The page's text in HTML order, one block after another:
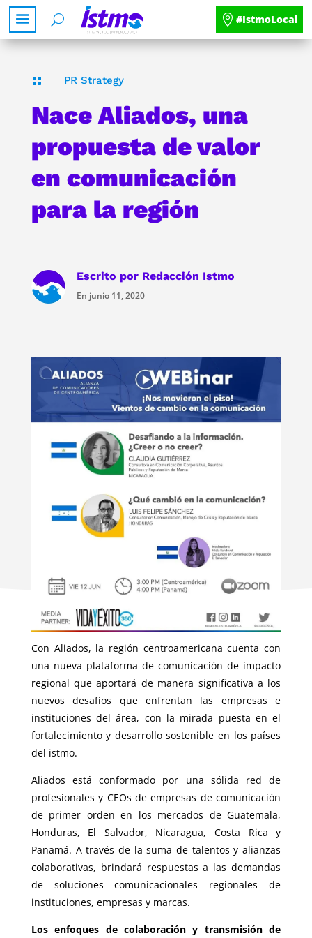
#IstmoLocal
 PR Strategy
Nace Aliados, una
propuesta de valor
en comunicación
para la región
Escrito por Redacción Istmo
En junio 11, 2020
Con Aliados, la región centroamericana cuenta con
una nueva plataforma de comunicación de impacto
regional que aportará de manera significativa a los
nuevos desafíos que enfrentan las empresas e
instituciones del área, con la mirada puesta en el
fortalecimiento y desarrollo sostenible en los países
del istmo.
Aliados está conformado por una sólida red de
profesionales y CEOs de empresas de comunicación
de primer orden en los mercados de Guatemala,
Honduras, El Salvador, Nicaragua, Costa Rica y
Panamá. A través de la suma de talentos y alianzas
colaborativas, brindará respuestas a las demandas
de soluciones comunicacionales regionales de
instituciones, empresas y marcas.
Los enfoques de colaboración y transmisión de